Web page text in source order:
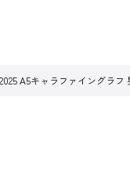
A5キャラファイングラ